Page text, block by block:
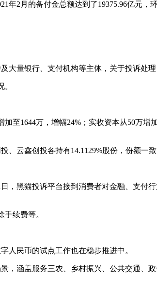
2月的备付金总额达到了19375.96亿元，
大量银行、支付机构等主体，关于投诉处理
至1644万，增幅24%；实收资本从50万增
云鑫创投各持有14.1129%股份，份额一致
，黑猫投诉平台接到消费者对金融、支付
续费等。
人民币的试点工作也在稳步推进中。
涵盖服务三农、乡村振兴、公共交通、